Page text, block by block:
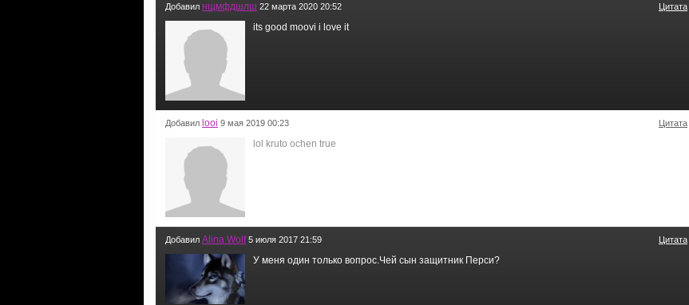
Добавил нщмфдшлш 22 марта 2020 20:52 Цитата
its good moovi i love it
Добавил looi 9 мая 2019 00:23 Цитата
lol kruto ochen true
Добавил Alina Wolf5 июля 2017 21:59 Цитата
У меня один только вопрос.Чей сын защитник Перси?